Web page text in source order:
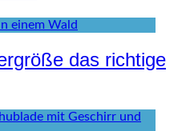
das richtige